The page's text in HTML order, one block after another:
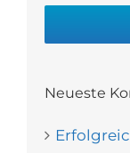
Neueste